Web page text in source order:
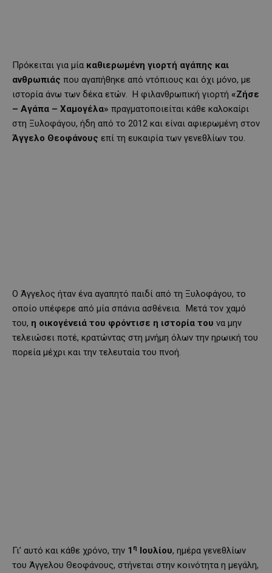
Πρόκειται για μία καθιερωμένη γιορτή αγάπης και
ανθρωπιάς που αγαπήθηκε από ντόπιους και όχι μόνο, με
ιστορία άνω των δέκα ετών. Η φιλανθρωπική γιορτή «Ζήσε
– Αγάπα – Χαμογέλα» πραγματοποιείται κάθε καλοκαίρι
στη Ξυλοφάγου, ήδη από το 2012 και είναι αφιερωμένη στον
Άγγελο Θεοφάνους επί τη ευκαιρία των γενεθλίων του.
Ο Άγγελος ήταν ένα αγαπητό παιδί από τη Ξυλοφάγου, το
οποίο υπέφερε από μία σπάνια ασθένεια. Μετά τον χαμό
του, η οικογένειά του φρόντισε η ιστορία του να μην
τελειώσει ποτέ, κρατώντας στη μνήμη όλων την ηρωική του
πορεία μέχρι και την τελευταία του πνοή.
Γι’ αυτό και κάθε χρόνο, την 1 η Ιουλίου, ημέρα γενεθλίων
του Άγγελου Θεοφάνους, στήνεται στην κοινότητα η μεγάλη,